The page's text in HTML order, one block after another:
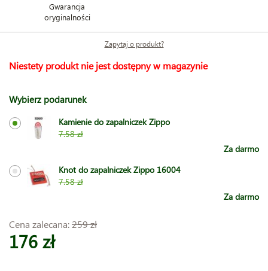
Gwarancja
oryginalności
Zapytaj o produkt?
Niestety produkt nie jest dostępny w magazynie
Wybierz podarunek
Kamienie do zapalniczek Zippo
7.58 zł
Za darmo
Knot do zapalniczek Zippo 16004
7.58 zł
Za darmo
Cena zalecana:259 zł
176 zł